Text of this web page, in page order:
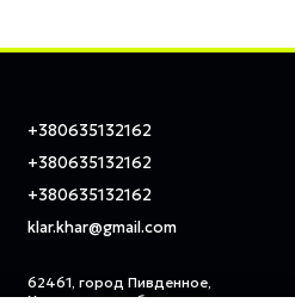
+380635132162
+380635132162
+380635132162
klar.khar@gmail.com
62461, город Пивденное,